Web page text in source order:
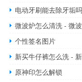
电动牙刷能去除牙垢
微波炉怎么清洗 - 微
个性签名图片
新买牛仔裤怎么洗 -
原神印怎么解锁